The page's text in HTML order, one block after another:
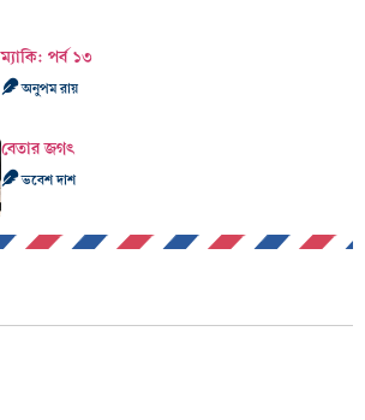
ম্যাকি: পর্ব ১৩
অনুপম রায়
বেতার জগৎ
ভবেশ দাশ